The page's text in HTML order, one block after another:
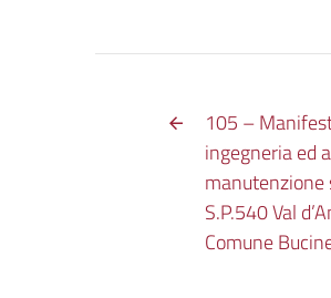
105 –
ingegneria ed
manutenzione
S.P.540 Val
Comune